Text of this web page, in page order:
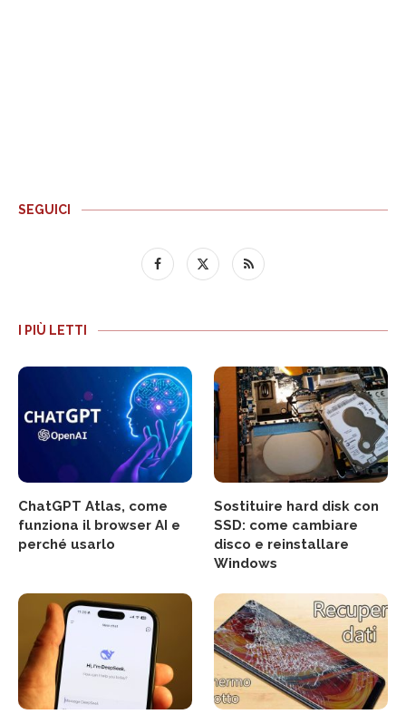
SEGUICI
I PIÙ LETTI
ChatGPT Atlas, come
funziona il browser AI e
perché usarlo
Sostituire hard disk con
SSD: come cambiare
disco e reinstallare
Windows